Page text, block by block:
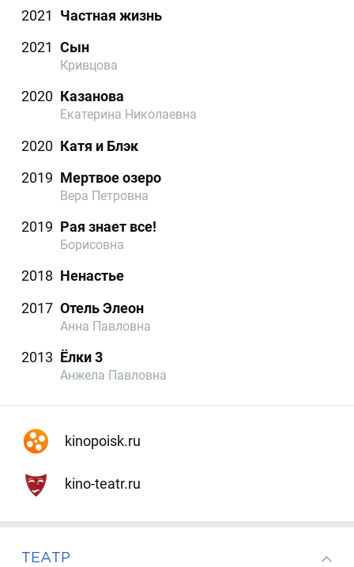
2021
Частная жизнь
2021 Сын
Кривцова
2020 Казанова
Екатерина Николаевна
2020 Катя и Блэк
2019 Мертвое озеро
Вера Петровна
2019 Рая знает все!
Борисовна
2018 Ненастье
2017 Отель Элеон
Анна Павловна
2013 Ёлки 3
Анжела Павловна
kinopoisk.ru
kino-teatr.ru
ТЕАТР